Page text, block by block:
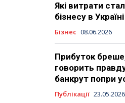
Які витрати
бізнесу в
Бізнес 08.06.2026
Прибуток бреше,
говорить
банкрут попри
Публікації 23.05.2026